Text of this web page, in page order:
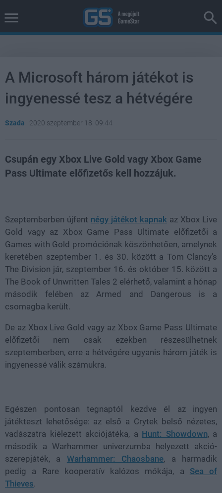
A Microsoft három játékot is
ingyenessé tesz a hétvégére
Szada | 2020 szeptember 18. 09:44
Csupán egy Xbox Live Gold vagy Xbox Game
Pass Ultimate előfizetős kell hozzájuk.
Szeptemberben újfent négy játékot kapnak az Xbox Live
Gold vagy az Xbox Game Pass Ultimate előfizetői a
Games with Gold promóciónak köszönhetően, amelynek
keretében szeptember 1. és 30. között a Tom Clancy's
The Division jár, szeptember 16. és október 15. között a
The Book of Unwritten Tales 2 elérhető, valamint a hónap
második felében az Armed and Dangerous is a
csomagba került.
De az Xbox Live Gold vagy az Xbox Game Pass Ultimate
előfizetői nem csak ezekben részesülhetnek
szeptemberben, erre a hétvégére ugyanis három játék is
ingyenessé válik számukra.
Egészen pontosan tegnaptól kezdve él az ingyen
játékteszt lehetősége: az első a Crytek belső nézetes,
vadászatra kiélezett akciójátéka, a Hunt: Showdown, a
második a Warhammer univerzumba helyezett akció-
szerepjáték, a Warhammer: Chaosbane, a harmadik
pedig a Rare kooperatív kalózos mókája, a Sea of
Thieves.